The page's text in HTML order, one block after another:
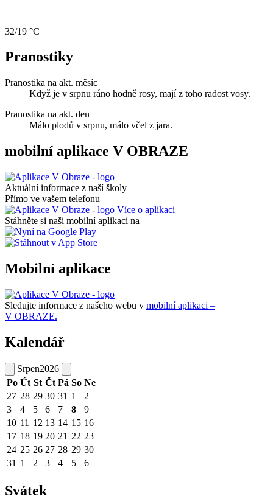
32/19 °C
Pranostiky
Pranostika na akt. měsíc
Když je v srpnu ráno hodně rosy, mají z toho radost vosy.
Pranostika na akt. den
Málo plodů v srpnu, málo včel z jara.
mobilní aplikace V OBRAZE
Aktuální informace z naší školy
Přímo ve vašem telefonu
Více o aplikaci
Stáhněte si naši mobilní aplikaci na
Mobilní aplikace
Sledujte informace z našeho webu v mobilní aplikaci –
V OBRAZE.
Kalendář
Srpen2026
Po Út St Čt Pá So Ne
27 28 29 30 31 1
2
3
4 5 6 7 8
9
10 11 12 13 14 15 16
17 18 19 20 21 22 23
24 25 26 27 28 29 30
31 1 2 3 4 5 6
Svátek